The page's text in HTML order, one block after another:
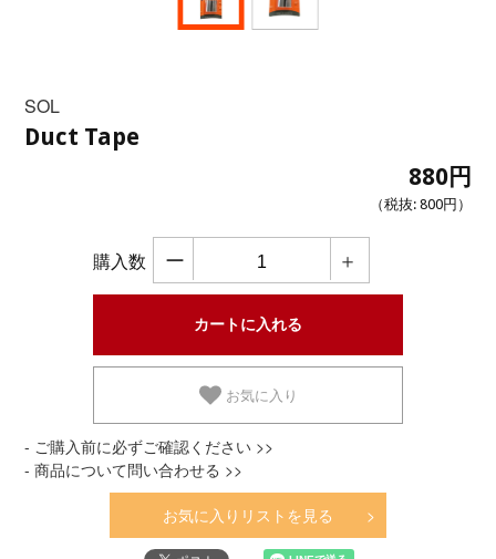
SOL
Duct Tape
880円
（税抜: 800円 ）
購入数 ー ＋
お気に入り
- ご購入前に必ずご確認ください >>
- 商品について問い合わせる >>
お気に入りリストを見る